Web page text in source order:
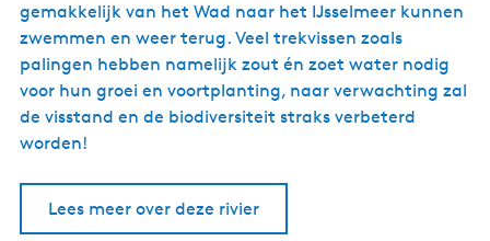
gemakkelijk van het Wad naar het IJsselmeer kunnen
zwemmen en weer terug. Veel trekvissen zoals
palingen hebben namelijk zout én zoet water nodig
voor hun groei en voortplanting, naar verwachting zal
de visstand en de biodiversiteit straks verbeterd
worden!
Lees meer over deze rivier